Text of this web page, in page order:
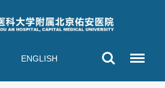
ENGLISH